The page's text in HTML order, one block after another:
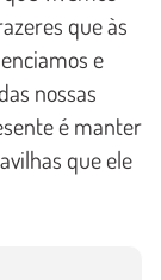
que às
e
nossas
é manter
que ele